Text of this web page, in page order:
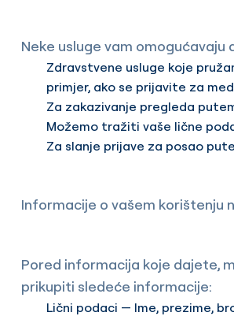
Neke usluge vam
Zdravstvene usluge koje
primjer, ako se prijavite za
Za zakazivanje pregleda
Možemo tražiti vaše lične
Za slanje prijave za posao
Informacije o vašem korištenju
Pored informacija koje dajete,
prikupiti sledeće informacije:
Lični podaci — Ime, prezime,